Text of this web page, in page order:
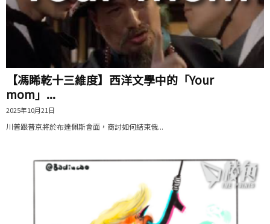
【馮睎乾十三維度】西洋文學中的「Your
mom」...
2025年10月21日
川普跟普京將於布達佩斯會面，商討如何結束俄...